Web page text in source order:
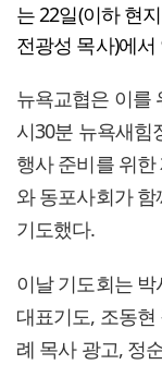
는 22일(이하 현
전광성 목사)에서
뉴욕교협은 이를
시30분 뉴욕새힘
행사 준비를 위
와 동포사회가
기도했다.
이날 기도회는
대표기도, 조동
례 목사 광고, 정